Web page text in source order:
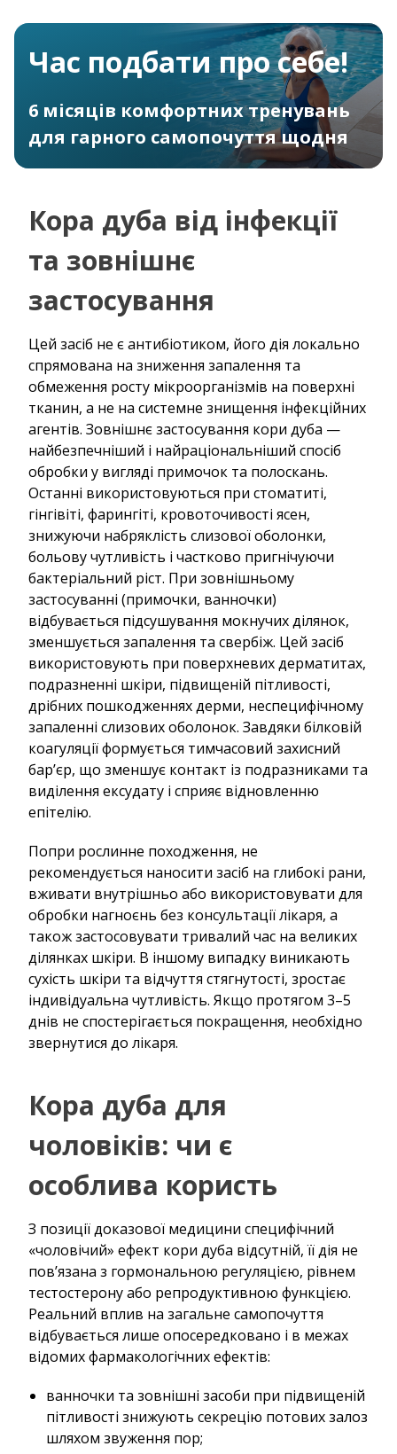
Час подбати про себе!
6 місяців комфортних тренувань
для гарного самопочуття щодня
Кора дуба від інфекції
та зовнішнє
застосування
Цей засіб не є антибіотиком, його дія локально
спрямована на зниження запалення та
обмеження росту мікроорганізмів на поверхні
тканин, а не на системне знищення інфекційних
агентів. Зовнішнє застосування кори дуба —
найбезпечніший і найраціональніший спосіб
обробки у вигляді примочок та полоскань.
Останні використовуються при стоматиті,
гінгівіті, фарингіті, кровоточивості ясен,
знижуючи набряклість слизової оболонки,
больову чутливість і частково пригнічуючи
бактеріальний ріст. При зовнішньому
застосуванні (примочки, ванночки)
відбувається підсушування мокнучих ділянок,
зменшується запалення та свербіж. Цей засіб
використовують при поверхневих дерматитах,
подразненні шкіри, підвищеній пітливості,
дрібних пошкодженнях дерми, неспецифічному
запаленні слизових оболонок. Завдяки білковій
коагуляції формується тимчасовий захисний
бар’єр, що зменшує контакт із подразниками та
виділення ексудату і сприяє відновленню
епітелію.
Попри рослинне походження, не
рекомендується наносити засіб на глибокі рани,
вживати внутрішньо або використовувати для
обробки нагноєнь без консультації лікаря, а
також застосовувати тривалий час на великих
ділянках шкіри. В іншому випадку виникають
сухість шкіри та відчуття стягнутості, зростає
індивідуальна чутливість. Якщо протягом 3–5
днів не спостерігається покращення, необхідно
звернутися до лікаря.
Кора дуба для
чоловіків: чи є
особлива користь
З позиції доказової медицини специфічний
«чоловічий» ефект кори дуба відсутній, її дія не
пов’язана з гормональною регуляцією, рівнем
тестостерону або репродуктивною функцією.
Реальний вплив на загальне самопочуття
відбувається лише опосередковано і в межах
відомих фармакологічних ефектів:
ванночки та зовнішні засоби при підвищеній
пітливості знижують секрецію потових залоз
шляхом звуження пор;